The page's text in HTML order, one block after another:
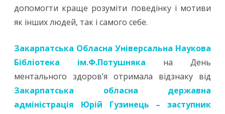
допомогти краще розуміти поведінку і мотиви
як інших людей, так і самого себе.
Закарпатська Обласна Універсальна Наукова
Бібліотека ім.Ф.Потушняка на День
ментального здоров’я отримала відзнаку від
Закарпатська обласна державна
адміністрація
Юрій Гузинець – заступник